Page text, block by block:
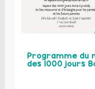
Programme du
des 1000 jours